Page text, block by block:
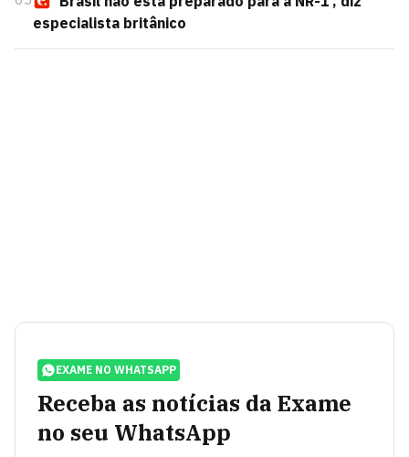
especialista britânico
EXAME NO WHATSAPP
Receba as notícias da Exame
no seu WhatsApp